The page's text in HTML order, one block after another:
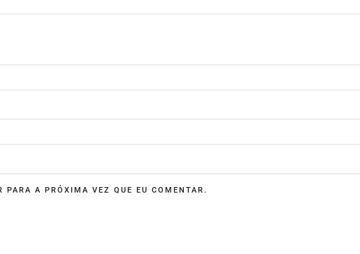
PARA A PRÓXIMA VEZ QUE EU COMENTAR.